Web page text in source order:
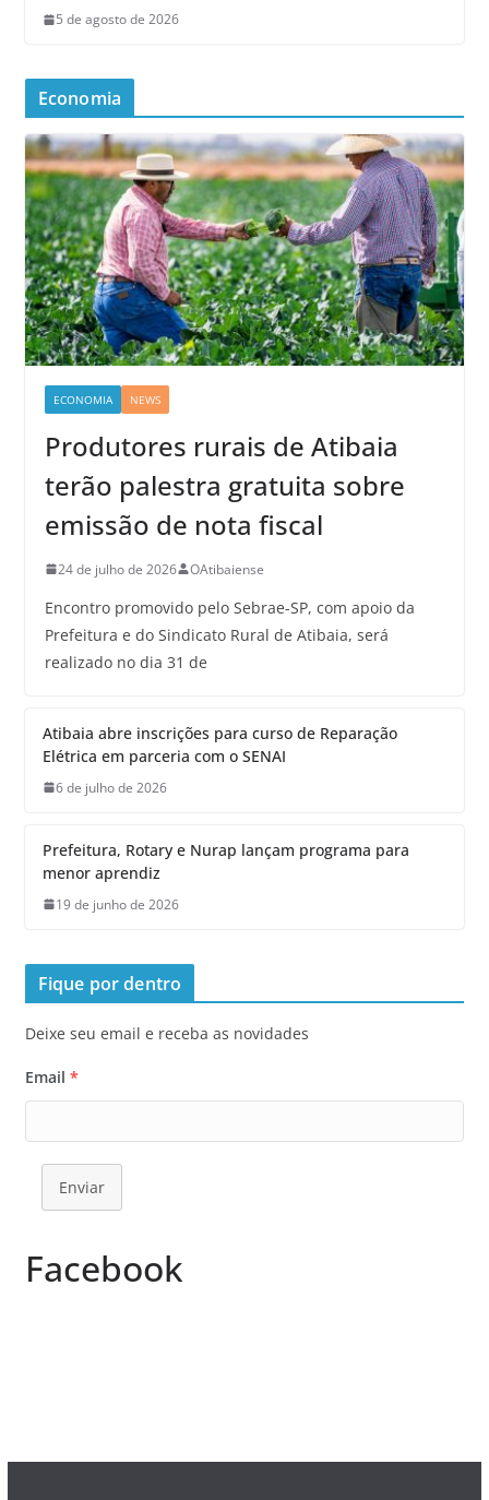
5 de agosto de 2026
Economia
ECONOMIA NEWS
Produtores rurais de Atibaia
terão palestra gratuita sobre
emissão de nota fiscal
24 de julho de 2026 OAtibaiense
Encontro promovido pelo Sebrae-SP, com apoio da
Prefeitura e do Sindicato Rural de Atibaia, será
realizado no dia 31 de
Atibaia abre inscrições para curso de Reparação
Elétrica em parceria com o SENAI
6 de julho de 2026
Prefeitura, Rotary e Nurap lançam programa para
menor aprendiz
19 de junho de 2026
Fique por dentro
Deixe seu email e receba as novidades
Email *
Enviar
Facebook